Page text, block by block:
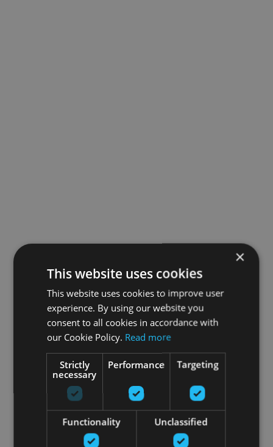
×
This website uses cookies
This website uses cookies to improve user
experience. By using our website you
consent to all cookies in accordance with
our Cookie Policy. Read more
Strictly
necessary
Performance Targeting
Functionality Unclassified